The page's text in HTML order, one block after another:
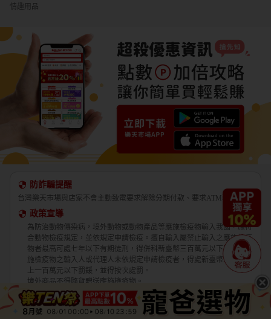
情趣用品
防詐騙提醒
台灣樂天市場與店家不會主動致電要求解除分期付款、要求ATM轉帳。
政策宣導
為防治動物傳染病，境外動物或動物產品等應施檢疫物輸入我國，應符
合動物檢疫規定，並依規定申請檢疫。擅自輸入屬禁止輸入之應施檢疫
物者最高可處七年以下有期徒刑，得併科新臺幣三百萬元以下罰金。應
施檢疫物之輸入人或代理人未依規定申請檢疫者，得處新臺幣五萬元以
上一百萬元以下罰鍰，並得按次處罰。
境外商品不得隨貨贈送應施檢疫物。
收件人違反動物傳染病防治條例第三十四條第三項規定，未將郵遞寄送
輸入之應施檢疫物送交輸出入動物檢疫機關銷燬者，處新臺幣三萬元以
上十五萬元以下罰鍰。